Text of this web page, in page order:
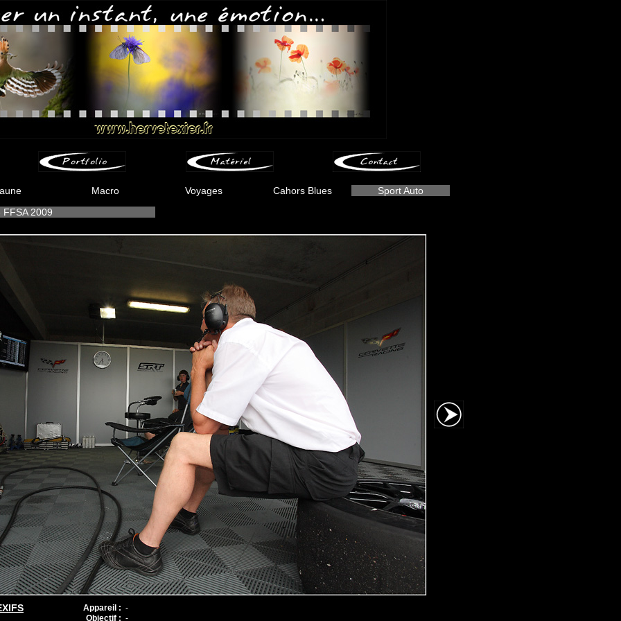
Macro Voyages Cahors Blues
Sport Auto
FFSA 2009
Appareil : -
Objectif : -